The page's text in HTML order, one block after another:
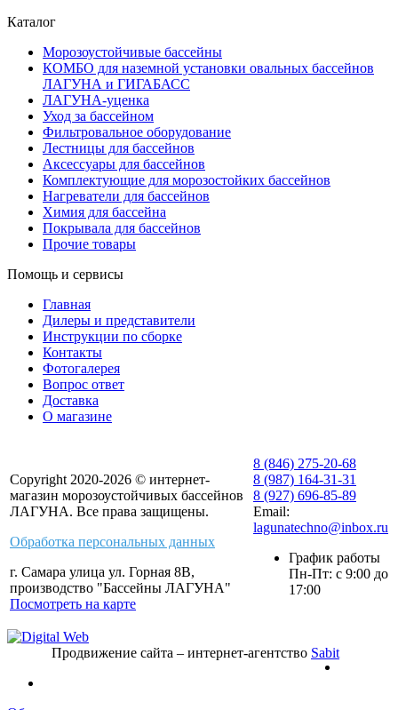
Каталог
Морозоустойчивые бассейны
КОМБО для наземной установки овальных бассейнов
ЛАГУНА и ГИГАБАСС
ЛАГУНА-уценка
Уход за бассейном
Фильтровальное оборудование
Лестницы для бассейнов
Аксессуары для бассейнов
Комплектующие для морозостойких бассейнов
Нагреватели для бассейнов
Химия для бассейна
Покрывала для бассейнов
Прочие товары
Помощь и сервисы
Главная
Дилеры и представители
Инструкции по сборке
Контакты
Фотогалерея
Вопрос ответ
Доставка
О магазине
Copyright 2020-2026 © интернет-
магазин морозоустойчивых бассейнов
ЛАГУНА. Все права защищены.
Обработка персональных данных
г. Самара улица ул. Горная 8В,
производство "Бассейны ЛАГУНА"
Посмотреть на карте
8 (846) 275-20-68
8 (987) 164-31-31
8 (927) 696-85-89
Email:
lagunatechno@inbox.ru
График работы
Пн-Пт: с 9:00 до
17:00
Продвижение сайта – интернет-агентство Sabit